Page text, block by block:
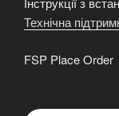
Технічна
FSP Place Order